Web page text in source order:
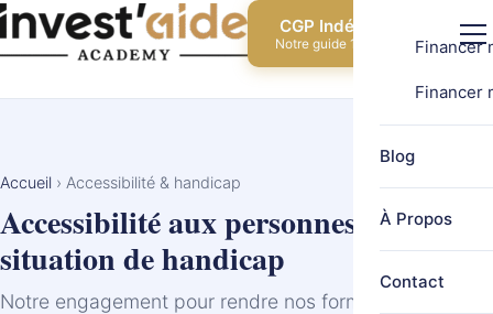
Financer
Financer
Blog
À Propos
Contact
CGP Indépendant
Notre guide 100% gratuit
Accueil › Accessibilité & handicap
Accessibilité aux personnes en
situation de handicap
Notre engagement pour rendre nos formations